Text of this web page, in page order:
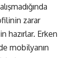
zarar
hazırlar. Erken
mobilyanın